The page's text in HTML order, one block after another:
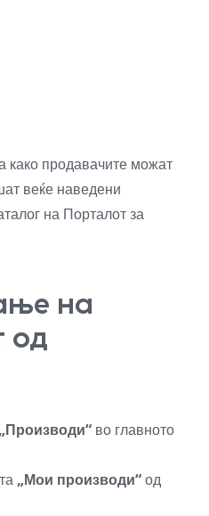
како продавачите можат
веќе наведени
на Порталот за
на
од
„Производи“ во главното
„Мои производи“од